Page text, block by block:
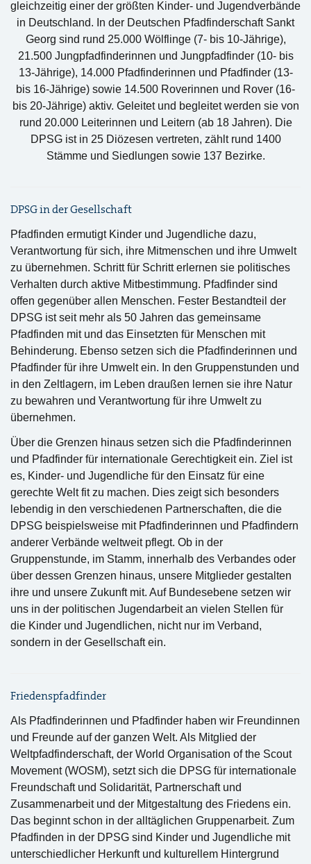
gleichzeitig einer der größten Kinder- und Jugendverbände
in Deutschland. In der Deutschen Pfadfinderschaft Sankt
Georg sind rund 25.000 Wölflinge (7- bis 10-Jährige),
21.500 Jungpfadfinderinnen und Jungpfadfinder (10- bis
13-Jährige), 14.000 Pfadfinderinnen und Pfadfinder (13-
bis 16-Jährige) sowie 14.500 Roverinnen und Rover (16-
bis 20-Jährige) aktiv. Geleitet und begleitet werden sie von
rund 20.000 Leiterinnen und Leitern (ab 18 Jahren). Die
DPSG ist in 25 Diözesen vertreten, zählt rund 1400
Stämme und Siedlungen sowie 137 Bezirke.
DPSG in der Gesellschaft
Pfadfinden ermutigt Kinder und Jugendliche dazu,
Verantwortung für sich, ihre Mitmenschen und ihre Umwelt
zu übernehmen. Schritt für Schritt erlernen sie politisches
Verhalten durch aktive Mitbestimmung. Pfadfinder sind
offen gegenüber allen Menschen. Fester Bestandteil der
DPSG ist seit mehr als 50 Jahren das gemeinsame
Pfadfinden mit und das Einsetzten für Menschen mit
Behinderung. Ebenso setzen sich die Pfadfinderinnen und
Pfadfinder für ihre Umwelt ein. In den Gruppenstunden und
in den Zeltlagern, im Leben draußen lernen sie ihre Natur
zu bewahren und Verantwortung für ihre Umwelt zu
übernehmen.
Über die Grenzen hinaus setzen sich die Pfadfinderinnen
und Pfadfinder für internationale Gerechtigkeit ein. Ziel ist
es, Kinder- und Jugendliche für den Einsatz für eine
gerechte Welt fit zu machen. Dies zeigt sich besonders
lebendig in den verschiedenen Partnerschaften, die die
DPSG beispielsweise mit Pfadfinderinnen und Pfadfindern
anderer Verbände weltweit pflegt. Ob in der
Gruppenstunde, im Stamm, innerhalb des Verbandes oder
über dessen Grenzen hinaus, unsere Mitglieder gestalten
ihre und unsere Zukunft mit. Auf Bundesebene setzen wir
uns in der politischen Jugendarbeit an vielen Stellen für
die Kinder und Jugendlichen, nicht nur im Verband,
sondern in der Gesellschaft ein.
Friedenspfadfinder
Als Pfadfinderinnen und Pfadfinder haben wir Freundinnen
und Freunde auf der ganzen Welt. Als Mitglied der
Weltpfadfinderschaft, der World Organisation of the Scout
Movement (WOSM), setzt sich die DPSG für internationale
Freundschaft und Solidarität, Partnerschaft und
Zusammenarbeit und der Mitgestaltung des Friedens ein.
Das beginnt schon in der alltäglichen Gruppenarbeit. Zum
Pfadfinden in der DPSG sind Kinder und Jugendliche mit
unterschiedlicher Herkunft und kulturellem Hintergrund